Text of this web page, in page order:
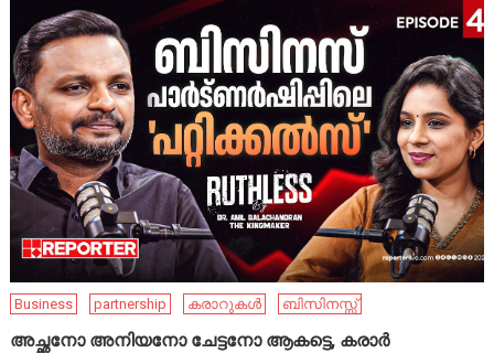
Business partnership കരാറുകൾ ബിസിനസ്സ്
അച്ഛനോ അനിയനോ ചേട്ടനോ ആകട്ടെ, കരാർ